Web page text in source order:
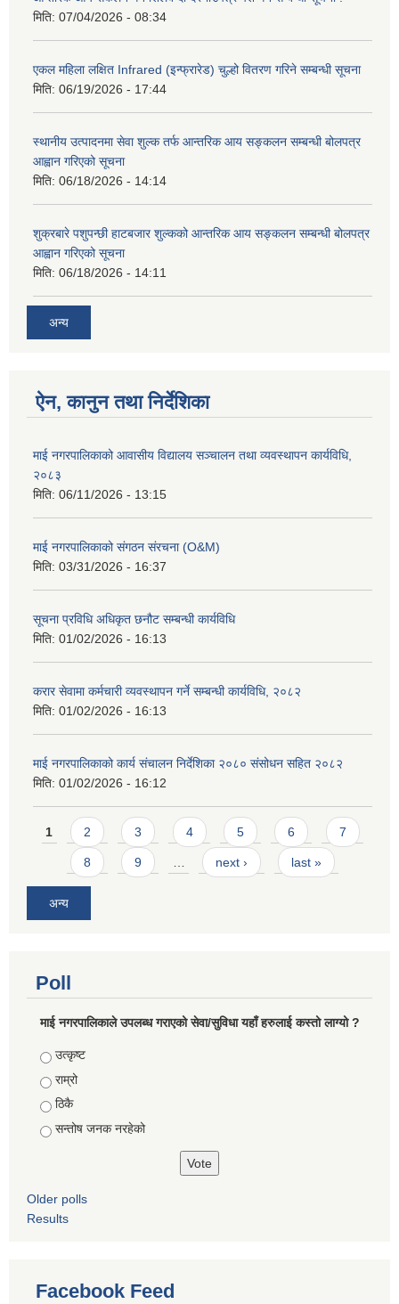
मिति: 07/04/2026 - 08:34
एकल महिला लक्षित Infrared (इन्फ्रारेड) चुल्हो वितरण गरिने सम्बन्धी सूचना
मिति: 06/19/2026 - 17:44
स्थानीय उत्पादनमा सेवा शुल्क तर्फ आन्तरिक आय सङ्कलन सम्बन्धी बोलपत्र
आह्वान गरिएको सूचना
मिति: 06/18/2026 - 14:14
शुक्रबारे पशुपन्छी हाटबजार शुल्कको आन्तरिक आय सङ्कलन सम्बन्धी बोलपत्र
आह्वान गरिएको सूचना
मिति: 06/18/2026 - 14:11
अन्य
ऐन, कानुन तथा निर्देशिका
माई नगरपालिकाको आवासीय विद्यालय सञ्चालन तथा व्यवस्थापन कार्यविधि,
२०८३
मिति: 06/11/2026 - 13:15
माई नगरपालिकाको संगठन संरचना (O&M)
मिति: 03/31/2026 - 16:37
सूचना प्रविधि अधिकृत छनौट सम्बन्धी कार्यविधि
मिति: 01/02/2026 - 16:13
करार सेवामा कर्मचारी व्यवस्थापन गर्ने सम्बन्धी कार्यविधि, २०८२
मिति: 01/02/2026 - 16:13
माई नगरपालिकाको कार्य संचालन निर्देशिका २०८० संसोधन सहित २०८२
मिति: 01/02/2026 - 16:12
Pages
1 2 3 4 5 6 7
8 9 next › last »
अन्य
Poll
माई नगरपालिकाले उपलब्ध गराएको सेवा/सुविधा यहाँ हरुलाई कस्तो लाग्यो ?
Choices
उत्कृष्ट
राम्रो
ठिकै
सन्तोष जनक नरहेको
Older polls
Results
Facebook Feed